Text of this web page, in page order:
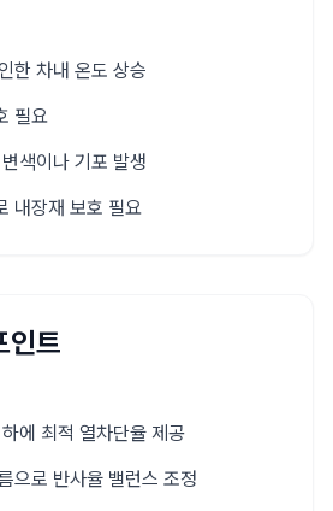
한 차내 온도 상승
필요
색이나 기포 발생
내장재 보호 필요
인트
에 최적 열차단율 제공
으로 반사율 밸런스 조정